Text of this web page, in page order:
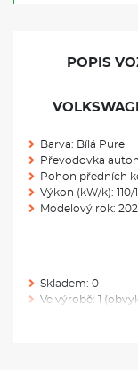
POPIS
Barva: Bílá Pure
Převodovka
Pohon předních
Výkon (kW/k): 110/
Modelový rok:
Skladem: 0
Ve výrobě: 1